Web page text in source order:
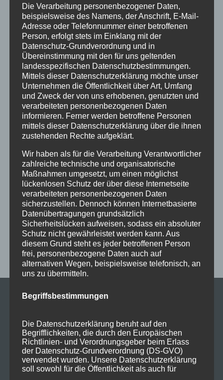
Schlagwörter
aktuelle Angebote Allgäu anheizen Anzündhilfe
Asche Behaglichkeit Biobrennstoff
brennendeHolzstücke Brennholz Brennstoff
CO2-Emissionen Die heißesten Öfen kommen von uns
einheizen Energie erneuerbare Energie Feuer
Funkenflug Gemütlichkeit Glasbodenplatte Hagos
Handwerk heizen Heizofen Heiztipp Heizung
heiß Holzofen Kachelofenbauer Kaminöfen
Klein und Schuster Ofenbau GmbH klimaneutral
Martinszell Ofenbau Ofenbauer Ofenbaumeister
Ofenheizung Pelletöfen Ruß Spaß stellenanzeige
Treibhausemissionen Wissenswertes Wärmekultur
Öfen
KONTAKT
Klein & Schuster
Ofenbau GmbH
Illerstrasse 43
87448 Martinszell
Die Verarbeitung personenbezogener Daten,
beispielsweise des Namens, der Anschrift, E-Mail-
Adresse oder Telefonnummer einer betroffenen
Person, erfolgt stets im Einklang mit der
Datenschutz-Grundverordnung und in
Übereinstimmung mit den für uns geltenden
landesspezifischen Datenschutzbestimmungen.
Mittels dieser Datenschutzerklärung möchte unser
Unternehmen die Öffentlichkeit über Art, Umfang
und Zweck der von uns erhobenen, genutzten und
verarbeiteten personenbezogenen Daten
informieren. Ferner werden betroffene Personen
mittels dieser Datenschutzerklärung über die ihnen
zustehenden Rechte aufgeklärt.
Wir haben als für die Verarbeitung Verantwortlicher
zahlreiche technische und organisatorische
Maßnahmen umgesetzt, um einen möglichst
lückenlosen Schutz der über diese Internetseite
verarbeiteten personenbezogenen Daten
sicherzustellen. Dennoch können Internetbasierte
Datenübertragungen grundsätzlich
Sicherheitslücken aufweisen, sodass ein absoluter
Schutz nicht gewährleistet werden kann. Aus
diesem Grund steht es jeder betroffenen Person
frei, personenbezogene Daten auch auf
alternativen Wegen, beispielsweise telefonisch, an
uns zu übermitteln.
Begriffsbestimmungen
Die Datenschutzerklärung beruht auf den
Begrifflichkeiten, die durch den Europäischen
Richtlinien- und Verordnungsgeber beim Erlass
der Datenschutz-Grundverordnung (DS-GVO)
verwendet wurden. Unsere Datenschutzerklärung
soll sowohl für die Öffentlichkeit als auch für